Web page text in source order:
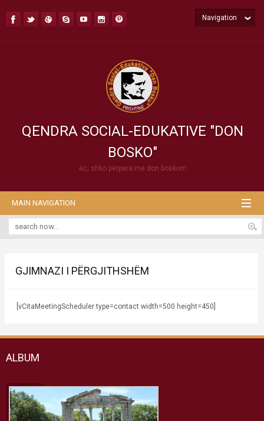
QENDRA SOCIAL-EDUKATIVE "DON
BOSKO"
ec, shko përpara me don boskon!
Navigation
MAIN NAVIGATION
GJIMNAZI I PËRGJITHSHËM
[vCitaMeetingScheduler type=contact width=500 height=450]
ALBUM